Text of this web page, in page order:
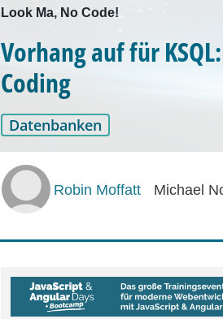
Look Ma, No Code!
Vorhang auf für
Coding
Datenbanken
Robin Moffatt Michael